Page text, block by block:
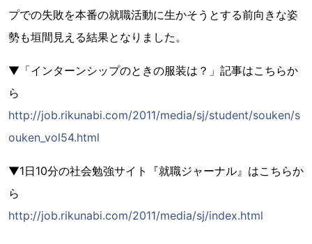
プでの失敗を本番の就職活動に生かそうとする前向きな姿
勢も垣間見える結果となりました。
▼「インターンシップのときの服装は？」記事はこちらか
ら
http://job.rikunabi.com/2011/media/sj/student/souken/s
ouken_vol54.html
▼1日10分の社会勉強サイト『就職ジャーナル』はこちらか
ら
http://job.rikunabi.com/2011/media/sj/index.html